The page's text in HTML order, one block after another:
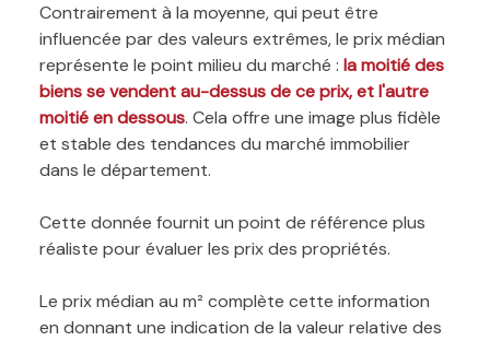
Contrairement à la moyenne, qui peut être
influencée par des valeurs extrêmes, le prix médian
représente le point milieu du marché : la moitié des
biens se vendent au-dessus de ce prix, et l'autre
moitié en dessous. Cela offre une image plus fidèle
et stable des tendances du marché immobilier
dans le département.
Cette donnée fournit un point de référence plus
réaliste pour évaluer les prix des propriétés.
Le prix médian au m² complète cette information
en donnant une indication de la valeur relative des